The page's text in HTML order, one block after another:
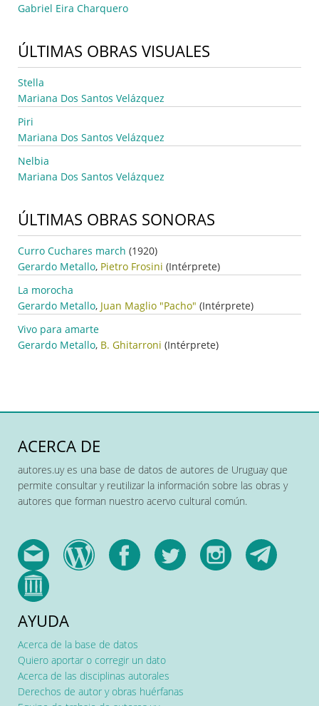
Gabriel Eira Charquero
ÚLTIMAS OBRAS VISUALES
Stella
Mariana Dos Santos Velázquez
Piri
Mariana Dos Santos Velázquez
Nelbia
Mariana Dos Santos Velázquez
ÚLTIMAS OBRAS SONORAS
Curro Cuchares march (1920)
Gerardo Metallo, Pietro Frosini (Intérprete)
La morocha
Gerardo Metallo, Juan Maglio "Pacho" (Intérprete)
Vivo para amarte
Gerardo Metallo, B. Ghitarroni (Intérprete)
ACERCA DE
autores.uy es una base de datos de autores de Uruguay que
permite consultar y reutilizar la información sobre las obras y
autores que forman nuestro acervo cultural común.
AYUDA
Acerca de la base de datos
Quiero aportar o corregir un dato
Acerca de las disciplinas autorales
Derechos de autor y obras huérfanas